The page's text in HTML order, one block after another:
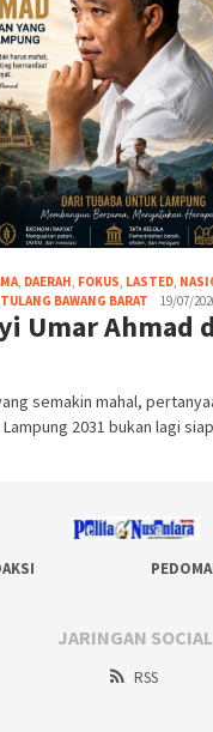
, DAERAH, FOKUS, LASTED,
TULANG BAWANG BARAT 19/07/
Umar Ahmad
semakin mahal,
2031 bukan lagi
JARINGAN SOCIAL
RSS